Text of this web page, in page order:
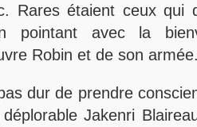
Rares étaient ceux qui
pointant avec la
Robin et de son
dur de prendre
déplorable Jakenri